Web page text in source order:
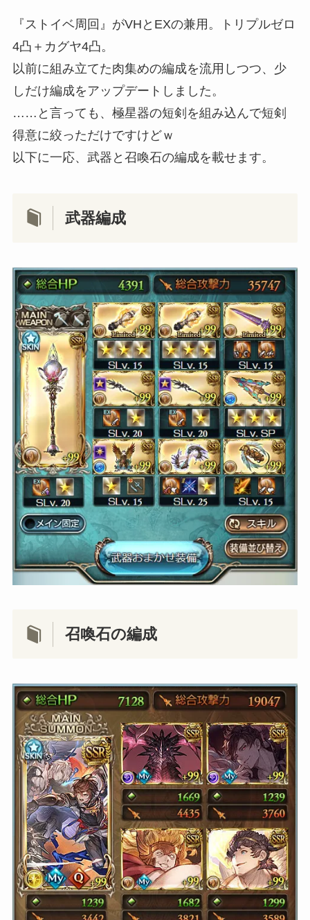
『ストイベ周回』がVHとEXの兼用。トリプルゼロ
4凸＋カグヤ4凸。
以前に組み立てた肉集めの編成を流用しつつ、少
しだけ編成をアップデートしました。
……と言っても、極星器の短剣を組み込んで短剣
得意に絞っただけですけどｗ
以下に一応、武器と召喚石の編成を載せます。
武器編成
召喚石の編成